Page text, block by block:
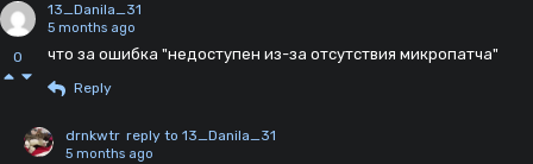
0
13_Danila_31
5 months ago
что за ошибка "недоступен из-за отсутствия микропатча"
Reply
drnkwtr reply to 13_Danila_31
5 months ago